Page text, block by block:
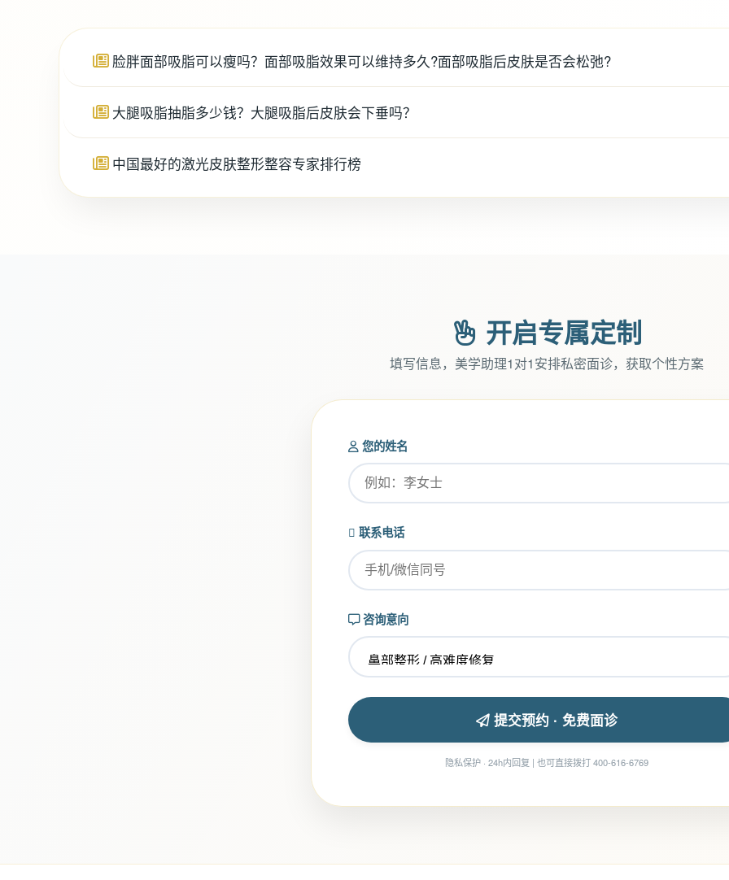
脸胖面部吸脂可以瘦吗？面部吸脂效果可以维持多久?面部吸脂后皮肤是否会松弛?
大腿吸脂抽脂多少钱？大腿吸脂后皮肤会下垂吗？
中国最好的激光皮肤整形整容专家排行榜
开启专属定制
填写信息，美学助理1对1安排私密面诊，获取个性方案
您的姓名
联系电话
咨询意向
提交预约 · 免费面诊
隐私保护 · 24h内回复 | 也可直接拨打 400-616-6769